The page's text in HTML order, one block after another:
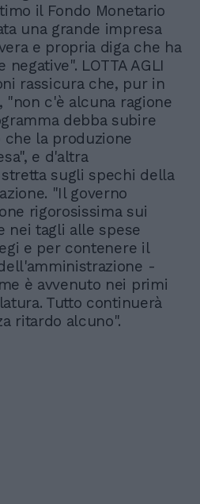
il Fondo Monetario
una grande impresa
e propria diga che ha
LOTTA AGLI
rassicura che, pur in
"non c'è alcuna ragione
debba subire
la produzione
e d'altra
sugli spechi della
"Il governo
rigorosissima sui
nei tagli alle spese
e per contenere il
-
è avvenuto nei primi
Tutto continuerà
ritardo alcuno".